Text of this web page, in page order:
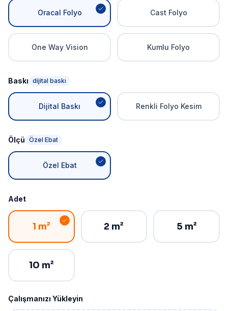
Oracal Folyo Cast Folyo
One Way Vision Kumlu Folyo
Baskı dijital baskı
Dijital Baskı Renkli Folyo Kesim
Ölçü Özel Ebat
Özel Ebat
Adet
1 m² 2 m² 5 m²
10 m²
Çalışmanızı Yükleyin